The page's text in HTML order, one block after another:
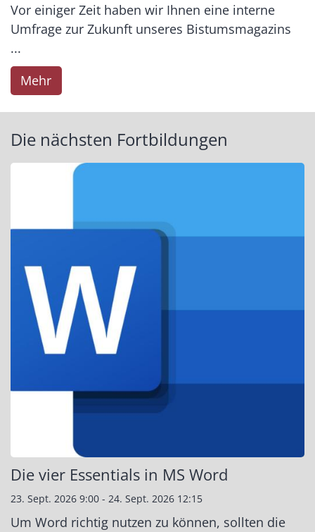
Vor einiger Zeit haben wir Ihnen eine interne
Umfrage zur Zukunft unseres Bistumsmagazins
...
Mehr
Die nächsten Fortbildungen
Die vier Essentials in MS Word
23. Sept. 2026 9:00 - 24. Sept. 2026 12:15
Um Word richtig nutzen zu können, sollten die